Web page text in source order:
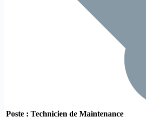
Poste : Technicien de Maintenance